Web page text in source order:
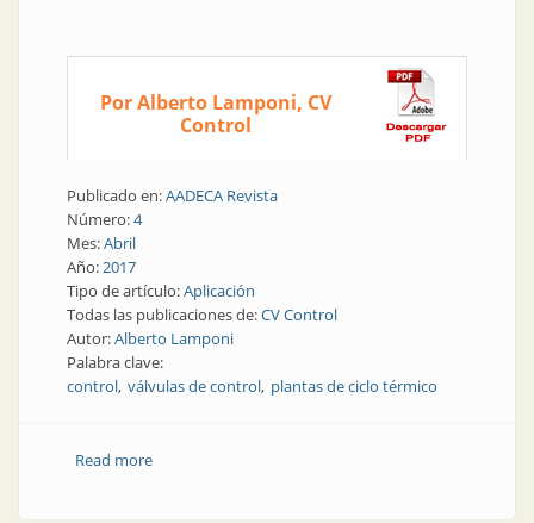
Por Alberto Lamponi, CV
Control
Publicado en:AADECA Revista
Número:4
Mes:Abril
Año:2017
Tipo de artículo:Aplicación
Todas las publicaciones de:CV Control
Autor:Alberto Lamponi
Palabra clave:
control válvulas de control plantas de ciclo térmico
Read moreabout Elementos finales de control | Aplicaciones de